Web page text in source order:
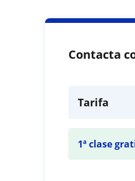
Contacta
Tarifa
1ª clase